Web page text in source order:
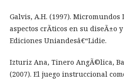
Galvis, A.H. (1997). Micromundos
aspectos crÃ­ticos en su diseÃ±o
Ediciones Uniandesâ€“Lidie.
Izturiz Ana, Tinero AngÃ©lica,
(2007). El juego instruccional